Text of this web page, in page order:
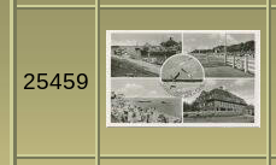
25459